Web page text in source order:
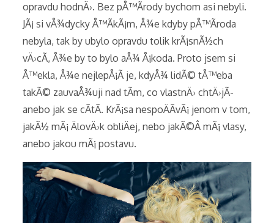
opravdu hodnÄ›. Bez pÅ™Ã­rody bychom asi nebyli.
JÃ¡ si vÅ¾dycky Å™Ã­kÃ¡m, Å¾e kdyby pÅ™Ã­roda
nebyla, tak by ubylo opravdu tolik krÃ¡snÃ½ch
vÄ›cÃ­, Å¾e by to bylo aÅ¾ Å¡koda. Proto jsem si
Å™ekla, Å¾e nejlepÅ¡Ã­ je, kdyÅ¾ lidÃ© tÅ™eba
takÃ© zauvaÅ¾uji nad tÃ­m, co vlastnÄ› chtÄ›jÃ­
anebo jak se cÃ­tÃ­. KrÃ¡sa nespoÄÃ­vÃ¡ jenom v tom,
jakÃ½ mÃ¡ ÄlovÄ›k obliÄej, nebo jakÃ©Â mÃ¡ vlasy,
anebo jakou mÃ¡ postavu.